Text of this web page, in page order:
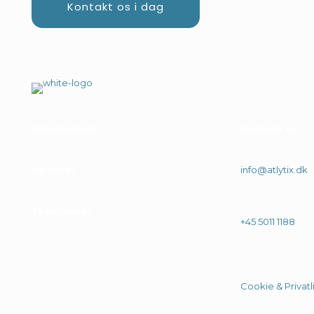
Kontakt os i dag
info@atlytix.dk
+45 5011 1188
Cookie &